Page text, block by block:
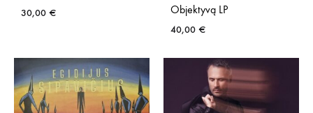
30,00 €
Objektyvą LP
40,00 €